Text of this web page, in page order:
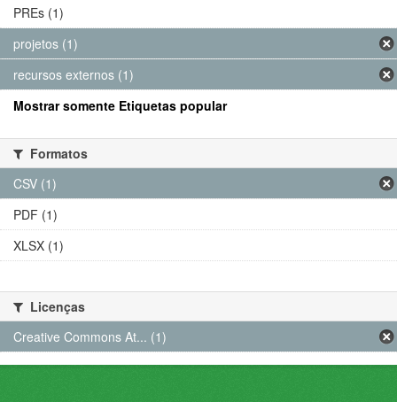
PREs (1)
projetos (1)
recursos externos (1)
Mostrar somente Etiquetas popular
Formatos
CSV (1)
PDF (1)
XLSX (1)
Licenças
Creative Commons At... (1)